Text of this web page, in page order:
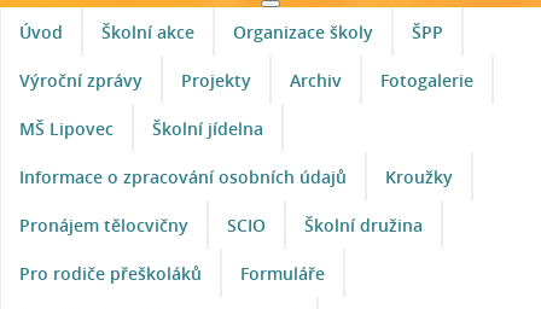
Úvod Školní akce Organizace školy ŠPP
Výroční zprávy Projekty Archiv Fotogalerie
MŠ Lipovec Školní jídelna
Informace o zpracování osobních údajů Kroužky
Pronájem tělocvičny SCIO Školní družina
Pro rodiče přeškoláků Formuláře